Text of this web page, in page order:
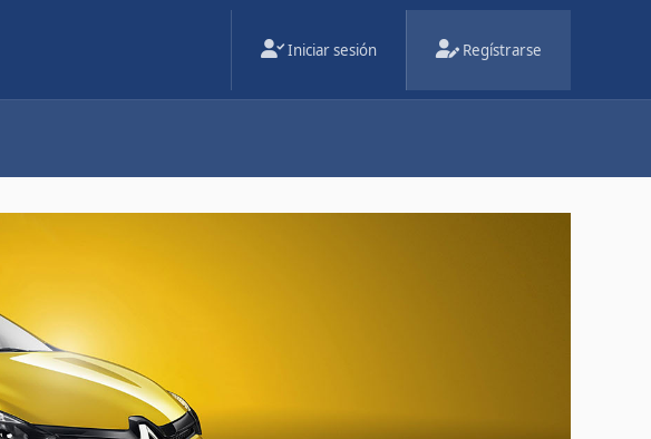
Iniciar sesión Regístrarse